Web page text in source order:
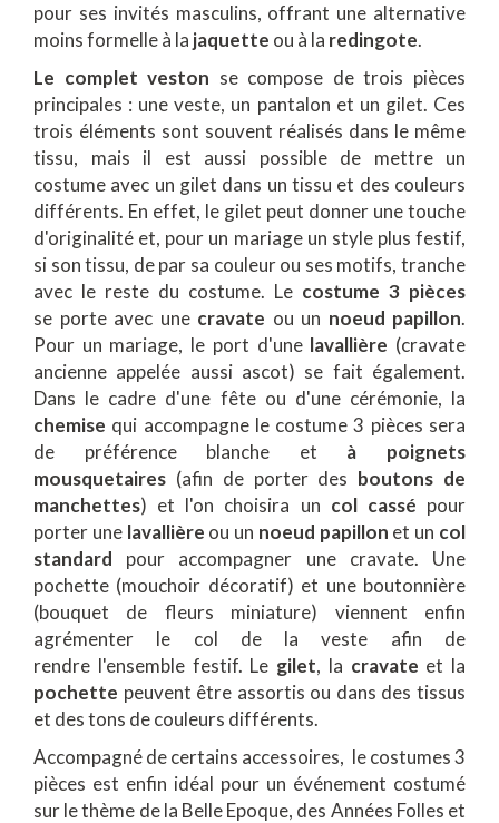
pour ses invités masculins, offrant une alternative
moins formelle à la jaquette ou à la redingote.
Le complet veston se compose de trois pièces
principales : une veste, un pantalon et un gilet. Ces
trois éléments sont souvent réalisés dans le même
tissu, mais il est aussi possible de mettre un
costume avec un gilet dans un tissu et des couleurs
différents. En effet, le gilet peut donner une touche
d'originalité et, pour un mariage un style plus festif,
si son tissu, de par sa couleur ou ses motifs, tranche
avec le reste du costume. Le costume 3 pièces
se porte avec une cravate ou un noeud papillon.
Pour un mariage, le port d'une lavallière (cravate
ancienne appelée aussi ascot) se fait également.
Dans le cadre d'une fête ou d'une cérémonie, la
chemise qui accompagne le costume 3 pièces sera
de préférence blanche et à poignets
mousquetaires (afin de porter des boutons de
manchettes) et l'on choisira un col cassé pour
porter une lavallière ou un noeud papillon et un col
standard pour accompagner une cravate. Une
pochette (mouchoir décoratif) et une boutonnière
(bouquet de fleurs miniature) viennent enfin
agrémenter le col de la veste afin de
rendre l'ensemble festif. Le gilet, la cravate et la
pochette peuvent être assortis ou dans des tissus
et des tons de couleurs différents.
Accompagné de certains accessoires, le costumes 3
pièces est enfin idéal pour un événement costumé
sur le thème de la Belle Epoque, des Années Folles et